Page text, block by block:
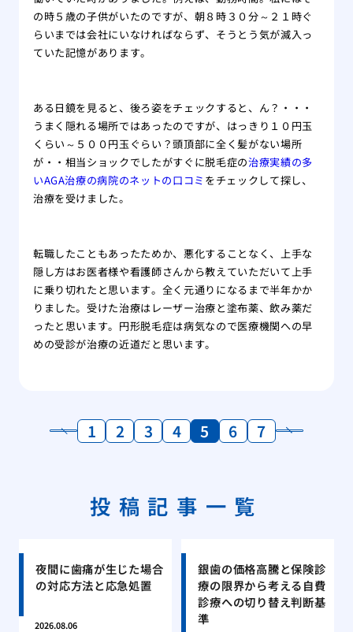
の時５歳の子供がいたのですが、朝８時３０分～２１時ぐ
らいまでは会社にいなければならず、そうとう気が滅入っ
ていた記憶があります。
ある日鏡を見ると、後ろ姿をチェックすると、ん？・・・
うまく隠れる場所ではあったのですが、はっきり１０円玉
くらい～５００円玉ぐらい？頭頂部に全く髪がない場所
が・・相当ショックでしたがすぐに脱毛症の治療実績の多
いAGA治療の病院のネットの口コミ をチェックして探し、
治療を受けました。
転職したこともあったためか、悪化することなく、上手な
隠し方はお医者様や看護師さんから教えていただいて上手
に乗り切れたと思います。全く元通りになるまで半年かか
りました。受けた治療はレーザー治療と塗布薬、飲み薬だ
ったと思います。円形脱毛症は病気なので医療機関への早
めの受診が治療の近道だと思います。
1 2 3 4 5 6 7
投稿記事一覧
夜間に歯痛が生じた場合
の対応方法と応急処置
2026.08.06
銀歯の価格高騰と保険診
療の限界から考える自費
診療への切り替え判断基
準